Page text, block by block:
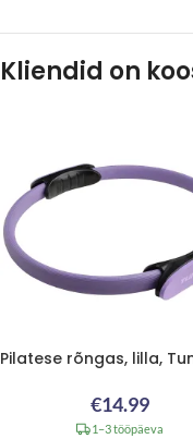
Kliendid on
Pilatese rõngas, lilla,
€14.99
1–3 tööpäeva